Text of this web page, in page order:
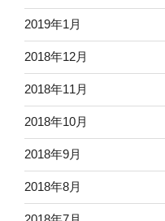
2019年1月
2018年12月
2018年11月
2018年10月
2018年9月
2018年8月